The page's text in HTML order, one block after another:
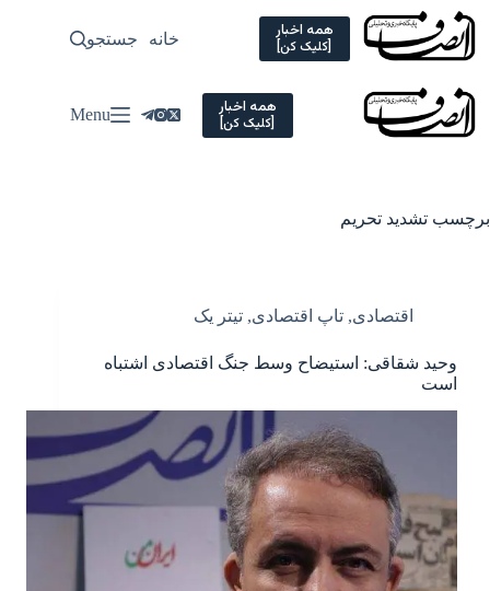
Skip
content
همه اخبار
[کلیک کن] خانه سیاسی
جستجو
همه اخبار
[کلیک کن] Menu
برچسب تشدید تحریم
اقتصادی, تاپ اقتصادی, تیتر یک
وحید شقاقی: استیضاح وسط جنگ اقتصادی اشتباه
است